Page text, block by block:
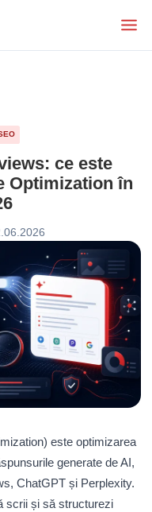
ce este
Optimization în
este optimizarea
generate de AI,
ChatGPT și Perplexity.
scrii și să structurezi